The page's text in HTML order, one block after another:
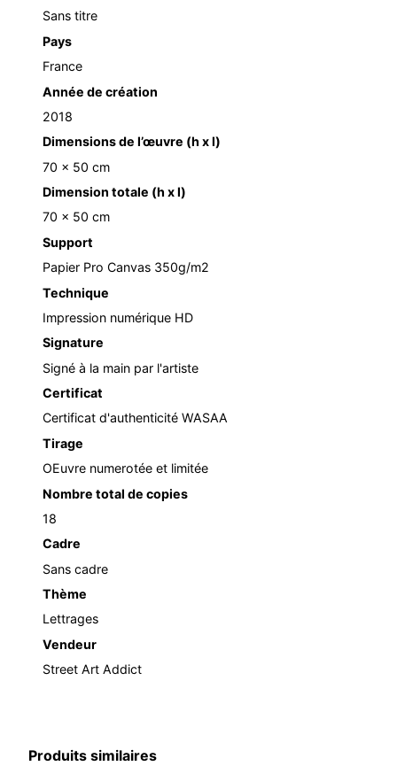
Sans titre
Pays
France
Année de création
2018
Dimensions de l’œuvre (h x l)
70 x 50 cm
Dimension totale (h x l)
70 x 50 cm
Support
Papier Pro Canvas 350g/m2
Technique
Impression numérique HD
Signature
Signé à la main par l'artiste
Certificat
Certificat d'authenticité WASAA
Tirage
OEuvre numerotée et limitée
Nombre total de copies
18
Cadre
Sans cadre
Thème
Lettrages
Vendeur
Street Art Addict
Produits similaires